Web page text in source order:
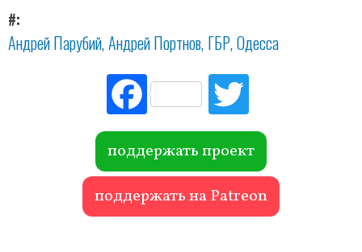
#
Андрей Парубий Андрей Портнов ГБР Одесса
Fac
ebo
ok r
поддержать проект
поддержать на Patreon